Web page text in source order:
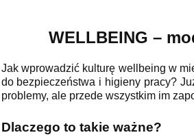
WELLBEING –
Jak wprowadzić kulturę wellbeing w
do bezpieczeństwa i higieny pracy?
problemy, ale przede wszystkim im
Dlaczego to takie ważne?